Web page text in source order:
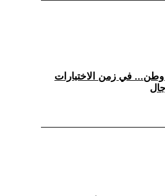
وطن... في زمن الاختبارات